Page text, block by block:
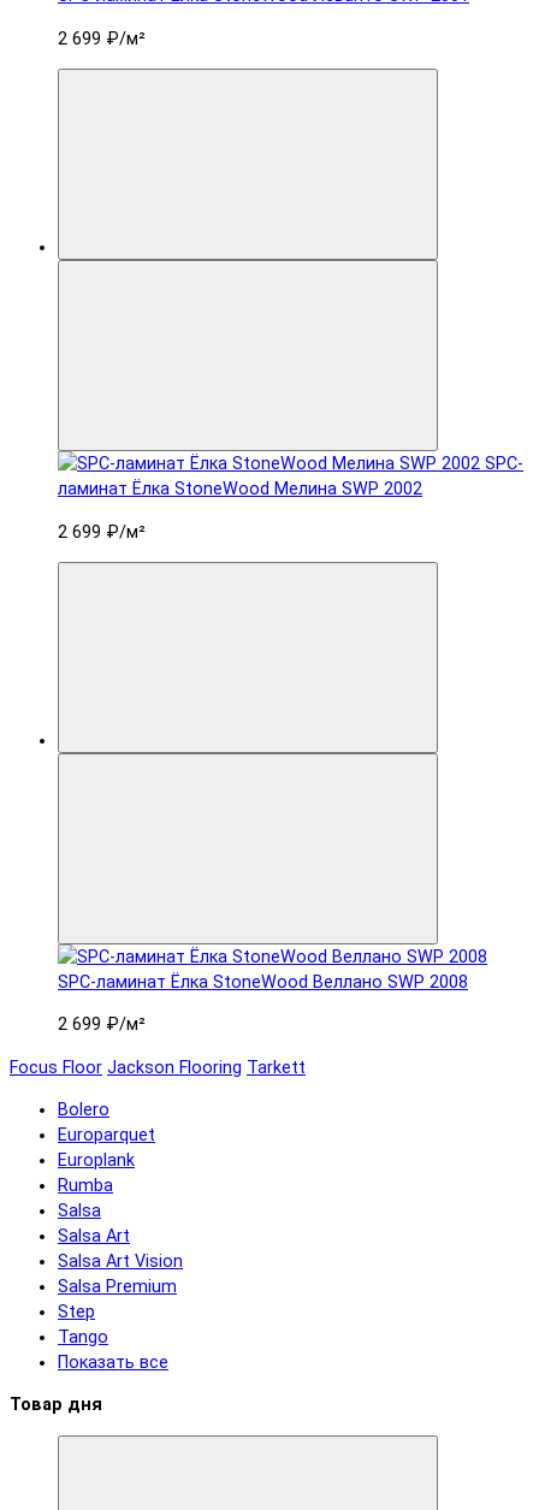
2 699 ₽/м²
SPC-
ламинат Ëлка StoneWood Мелина SWP 2002
2 699 ₽/м²
SPC-ламинат Ëлка StoneWood Веллано SWP 2008
2 699 ₽/м²
Focus Floor Jackson Flooring Tarkett
Bolero
Europarquet
Europlank
Rumba
Salsa
Salsa Art
Salsa Art Vision
Salsa Premium
Step
Tango
Показать все
Товар дня